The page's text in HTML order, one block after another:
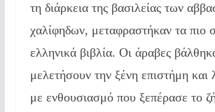
τη διάρκεια της βασιλείας των
χαλίφηδων, μεταφραστήκαν τα πιο
ελληνικά βιβλία. Οι άραβες
μελετήσουν την ξένη επιστήμη και
με ενθουσιασμό που ξεπέρασε το